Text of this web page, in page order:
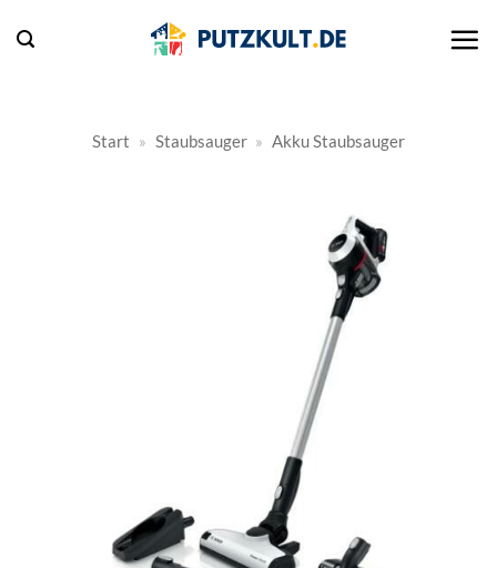
Inhalt
Start » Staubsauger » Akku Staubsauger